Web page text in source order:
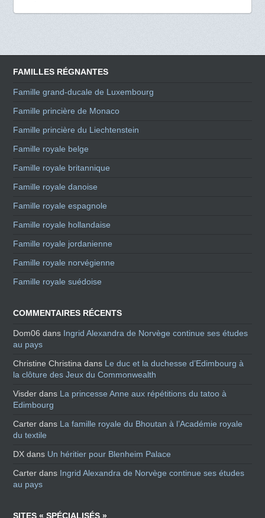
FAMILLES RÉGNANTES
Famille grand-ducale de Luxembourg
Famille princière de Monaco
Famille princière du Liechtenstein
Famille royale belge
Famille royale britannique
Famille royale danoise
Famille royale espagnole
Famille royale hollandaise
Famille royale jordanienne
Famille royale norvégienne
Famille royale suédoise
COMMENTAIRES RÉCENTS
Dom06 dans Ingrid Alexandra de Norvège continue ses études
au pays
Christine Christina dans Le duc et la duchesse d’Edimbourg à
la clôture des Jeux du Commonwealth
Visder dans La princesse Anne aux répétitions du tatoo à
Edimbourg
Carter dans La famille royale du Bhoutan à l’Académie royale
du textile
DX dans Un héritier pour Blenheim Palace
Carter dans Ingrid Alexandra de Norvège continue ses études
au pays
SITES « SPÉCIALISÉS »